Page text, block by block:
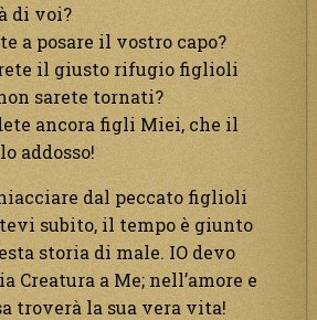
di voi?
a posare il vostro capo?
il giusto rifugio figlioli
sarete tornati?
ancora figli Miei, che il
addosso!
dal peccato figlioli
subito, il tempo è giunto
storia di male. IO devo
Creatura a Me; nell’amore e
troverà la sua vera vita!